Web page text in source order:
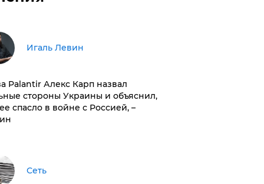
Игаль Левин
Palantir Алекс Карп назвал
стороны Украины и объяснил,
спасло в войне с Россией, –
Сеть